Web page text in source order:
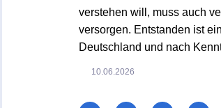
verstehen will, muss auch
versorgen. Entstanden ist
Deutschland und nach
10.06.2026